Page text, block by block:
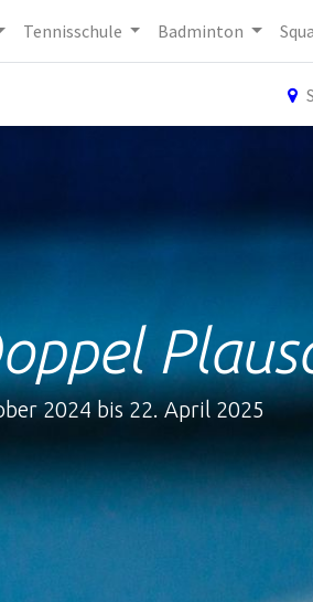
Tennisschule Badminton
2024 bis 22. April 2025